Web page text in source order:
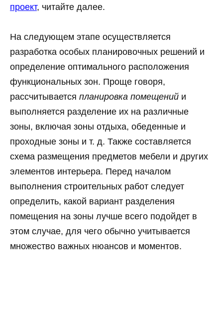
проект, читайте далее.
На следующем этапе осуществляется
разработка особых планировочных решений и
определение оптимального расположения
функциональных зон. Проще говоря,
рассчитывается планировка помещений и
выполняется разделение их на различные
зоны, включая зоны отдыха, обеденные и
проходные зоны и т. д. Также составляется
схема размещения предметов мебели и других
элементов интерьера. Перед началом
выполнения строительных работ следует
определить, какой вариант разделения
помещения на зоны лучше всего подойдет в
этом случае, для чего обычно учитывается
множество важных нюансов и моментов.